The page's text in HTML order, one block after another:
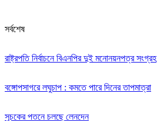
সর্বশেষ
রাষ্ট্রপতি নির্বাচনে বিএনপির দুই মনোনয়নপত্র সংগ্রহ
বঙ্গোপসাগরে লঘুচাপ : কমতে পারে দিনের তাপমাত্রা
সূচকের পতনে চলছে লেনদেন